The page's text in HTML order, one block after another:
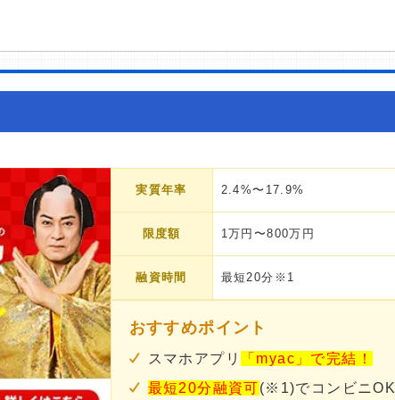
実質年率 2.4%〜17.9%
限度額 1万円〜800万円
融資時間 最短20分※1
おすすめポイント
スマホアプリ
「myac」で完結！
最短20分融資可(※1)でコンビニOK